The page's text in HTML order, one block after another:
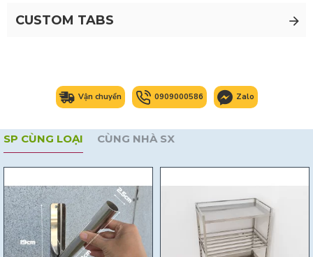
CUSTOM TABS
Vận chuyển 0909000586 Zalo
SP CÙNG LOẠI CÙNG NHÀ SX